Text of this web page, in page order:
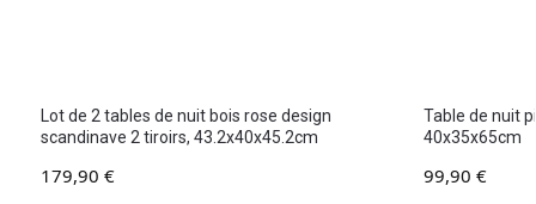
Lot de 2 tables de nuit bois rose design
scandinave 2 tiroirs, 43.2x40x45.2cm
179,90 €
Table de nuit
40x35x65cm
99,90 €